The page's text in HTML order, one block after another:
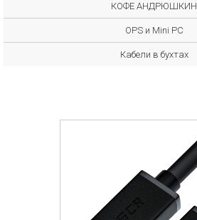
КОФЕ АНДРЮШКИН
OPS и Mini PC
Кабели в бухтах